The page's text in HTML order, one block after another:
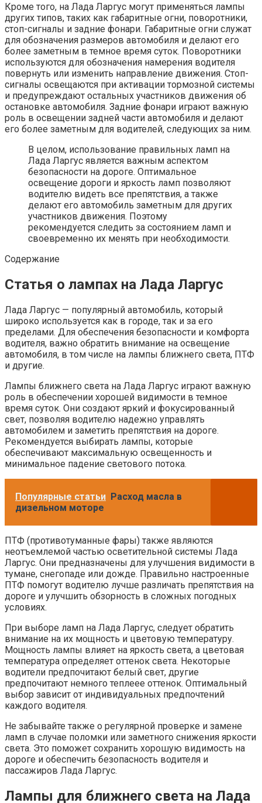
Кроме того, на Лада Ларгус могут применяться лампы
других типов, таких как габаритные огни, поворотники,
стоп-сигналы и задние фонари. Габаритные огни служат
для обозначения размеров автомобиля и делают его
более заметным в темное время суток. Поворотники
используются для обозначения намерения водителя
повернуть или изменить направление движения. Стоп-
сигналы освещаются при активации тормозной системы
и предупреждают остальных участников движения об
остановке автомобиля. Задние фонари играют важную
роль в освещении задней части автомобиля и делают
его более заметным для водителей, следующих за ним.
В целом, использование правильных ламп на
Лада Ларгус является важным аспектом
безопасности на дороге. Оптимальное
освещение дороги и яркость ламп позволяют
водителю видеть все препятствия, а также
делают его автомобиль заметным для других
участников движения. Поэтому
рекомендуется следить за состоянием ламп и
своевременно их менять при необходимости.
Содержание
Статья о лампах на Лада Ларгус
Лада Ларгус — популярный автомобиль, который
широко используется как в городе, так и за его
пределами. Для обеспечения безопасности и комфорта
водителя, важно обратить внимание на освещение
автомобиля, в том числе на лампы ближнего света, ПТФ
и другие.
Лампы ближнего света на Лада Ларгус играют важную
роль в обеспечении хорошей видимости в темное
время суток. Они создают яркий и фокусированный
свет, позволяя водителю надежно управлять
автомобилем и заметить препятствия на дороге.
Рекомендуется выбирать лампы, которые
обеспечивают максимальную освещенность и
минимальное падение светового потока.
Популярные статьи Расход масла в
дизельном моторе
ПТФ (противотуманные фары) также являются
неотъемлемой частью осветительной системы Лада
Ларгус. Они предназначены для улучшения видимости в
тумане, снегопаде или дожде. Правильно настроенные
ПТФ помогут водителю лучше различать препятствия на
дороге и улучшить обзорность в сложных погодных
условиях.
При выборе ламп на Лада Ларгус, следует обратить
внимание на их мощность и цветовую температуру.
Мощность лампы влияет на яркость света, а цветовая
температура определяет оттенок света. Некоторые
водители предпочитают белый свет, другие
предпочитают немного теплеее оттенок. Оптимальный
выбор зависит от индивидуальных предпочтений
каждого водителя.
Не забывайте также о регулярной проверке и замене
ламп в случае поломки или заметного снижения яркости
света. Это поможет сохранить хорошую видимость на
дороге и обеспечить безопасность водителя и
пассажиров Лада Ларгус.
Лампы для ближнего света на Лада